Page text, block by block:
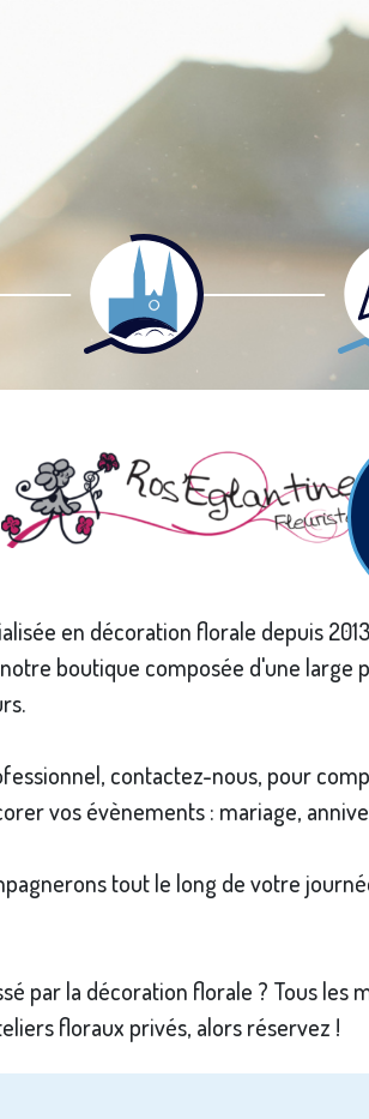
en décoration florale depuis
boutique composée d'une large
contactez-nous, pour
vos évènements : mariage,
tout le long de votre
par la décoration florale ? Tous les
floraux privés, alors réservez !